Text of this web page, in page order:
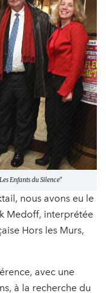
Enfants du Silence"
nous avons eu le
Medoff, interprétée
Hors les Murs,
avec une
à la recherche du